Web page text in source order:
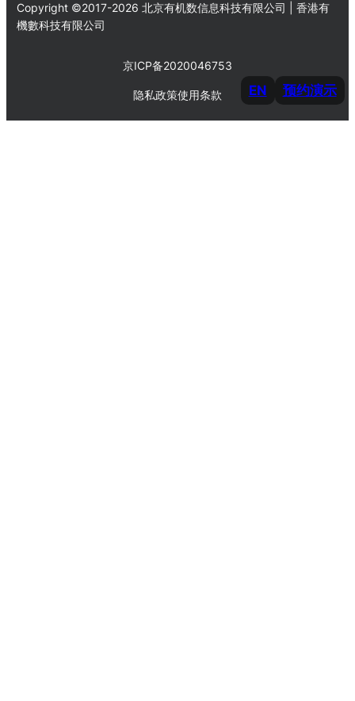
EN 预约演示
Copyright ©2017-2026 北京有机数信息科技有限公司 | 香港有
機數科技有限公司
京ICP备2020046753
隐私政策使用条款